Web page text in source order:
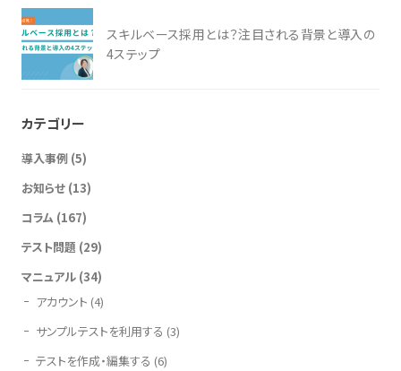
スキルベース採用とは？注目される背景と導入の
4ステップ
カテゴリー
導入事例(5)
お知らせ(13)
コラム(167)
テスト問題 (29)
マニュアル(34)
アカウント (4)
サンプルテストを利用する (3)
テストを作成・編集する (6)